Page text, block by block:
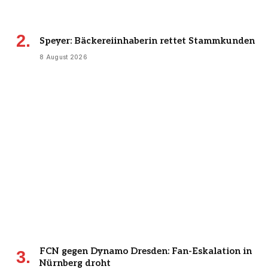
Speyer: Bäckereiinhaberin rettet Stammkunden
8 August 2026
FCN gegen Dynamo Dresden: Fan-Eskalation in
Nürnberg droht